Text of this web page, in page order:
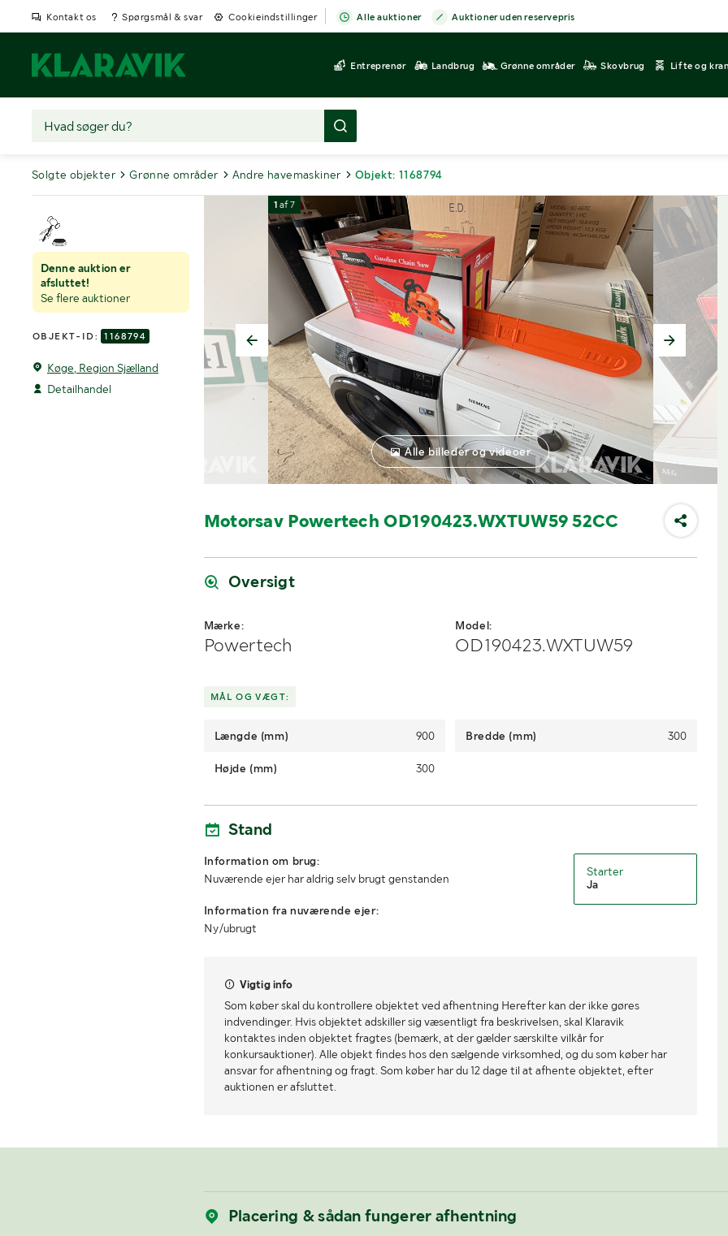
Kontakt os Spørgsmål & svar Cookieindstillinger Alle auktioner Auktioner uden reservepris
Entreprenør Landbrug Grønne områder Skovbrug Lifte og
Solgte objekter Grønne områder Andre havemaskiner Objekt: 1168794
Denne auktion er
afsluttet!
Se flere auktioner
OBJEKT-ID: 1168794
Køge, Region Sjælland
Detailhandel
1 af7
Alle billeder og videoer
Motorsav Powertech OD190423.WXTUW59 52CC
Oversigt
Mærke:
Powertech
Model:
OD190423.WXTUW59
MÅL OG VÆGT:
Længde (mm) 900 Bredde (mm) 300
Højde (mm) 300
Stand
Information om brug:
Nuværende ejer har aldrig selv brugt genstanden
Information fra nuværende ejer:
Ny/ubrugt
Starter
Ja
Vigtig info
Som køber skal du kontrollere objektet ved afhentning Herefter kan der ikke gøres
indvendinger. Hvis objektet adskiller sig væsentligt fra beskrivelsen, skal Klaravik
kontaktes inden objektet fragtes (bemærk, at der gælder særskilte vilkår for
konkursauktioner). Alle objekt findes hos den sælgende virksomhed, og du som køber har
ansvar for afhentning og fragt. Som køber har du 12 dage til at afhente objektet, efter
auktionen er afsluttet.
Placering & sådan fungerer afhentning